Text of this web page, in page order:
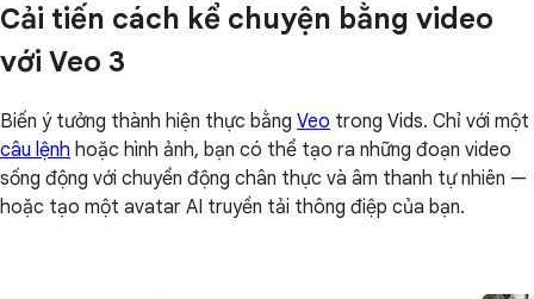
Cải tiến cách kể chuyện bằng video
với Veo 3
Biến ý tưởng thành hiện thực bằng Veo trong Vids. Chỉ với một
câu lệnh hoặc hình ảnh, bạn có thể tạo ra những đoạn video
sống động với chuyển động chân thực và âm thanh tự nhiên —
hoặc tạo một avatar AI truyền tải thông điệp của bạn.